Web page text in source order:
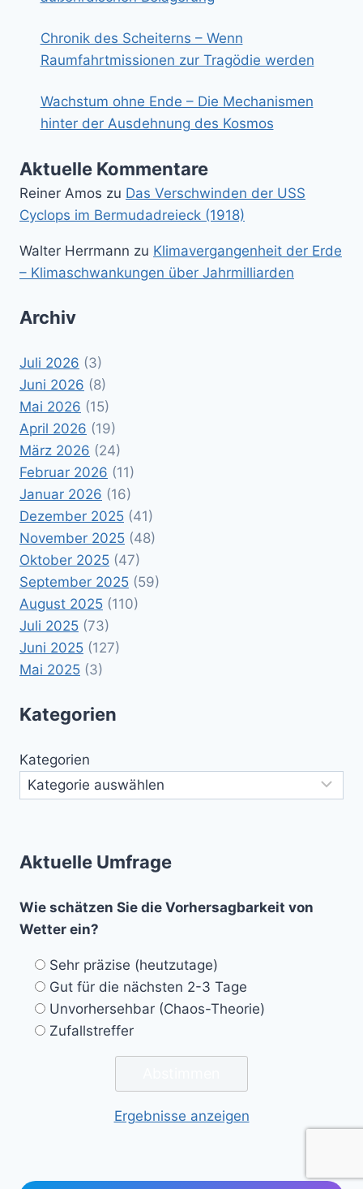
Chronik des Scheiterns – Wenn
Raumfahrtmissionen zur Tragödie werden
Wachstum ohne Ende – Die Mechanismen
hinter der Ausdehnung des Kosmos
Aktuelle Kommentare
Reiner Amos zu Das Verschwinden der USS
Cyclops im Bermudadreieck (1918)
Walter Herrmann zu Klimavergangenheit der Erde
– Klimaschwankungen über Jahrmilliarden
Archiv
Juli 2026 (3)
Juni 2026 (8)
Mai 2026 (15)
April 2026 (19)
März 2026 (24)
Februar 2026 (11)
Januar 2026 (16)
Dezember 2025 (41)
November 2025 (48)
Oktober 2025 (47)
September 2025 (59)
August 2025 (110)
Juli 2025 (73)
Juni 2025 (127)
Mai 2025 (3)
Kategorien
Kategorien
Aktuelle Umfrage
Wie schätzen Sie die Vorhersagbarkeit von
Wetter ein?
Sehr präzise (heutzutage)
Gut für die nächsten 2-3 Tage
Unvorhersehbar (Chaos-Theorie)
Zufallstreffer
Ergebnisse anzeigen